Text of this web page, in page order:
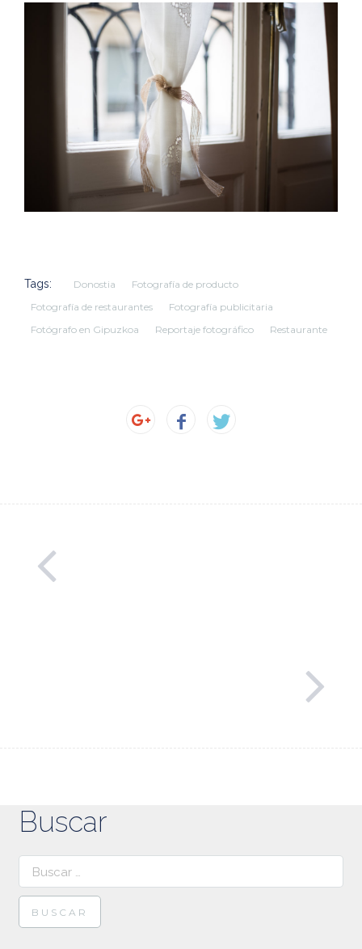
Tags: Donostia
Fotografía de producto
Fotografía de restaurantes
Fotografía publicitaria
Fotógrafo en Gipuzkoa
Reportaje fotográfico Restaurante
Buscar
Buscar: